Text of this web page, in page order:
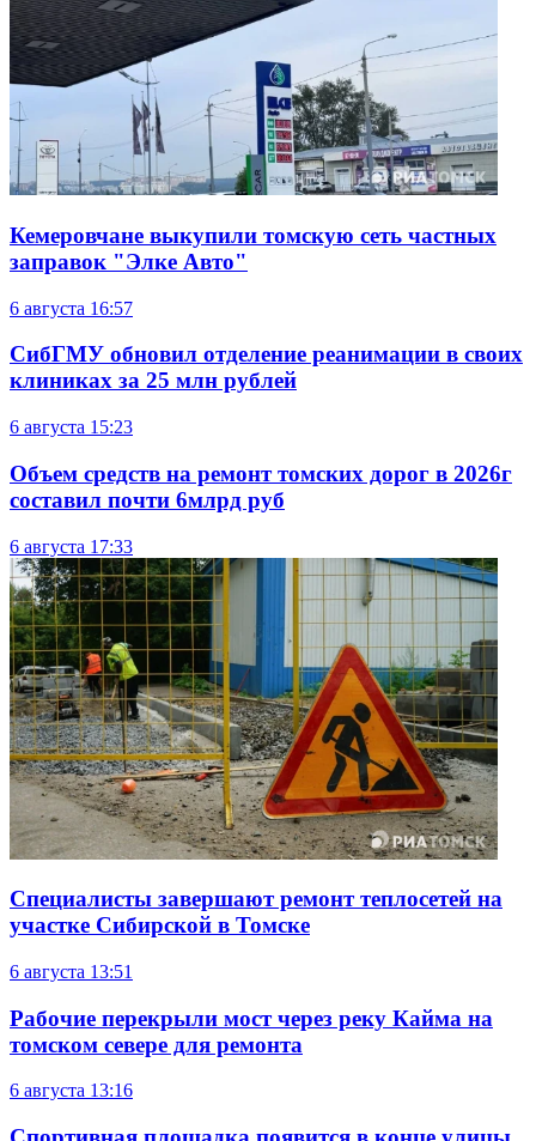
Кемеровчане выкупили томскую сеть частных
заправок "Элке Авто"
6 августа 16:57
СибГМУ обновил отделение реанимации в своих
клиниках за 25 млн рублей
6 августа 15:23
Объем средств на ремонт томских дорог в 2026г
составил почти 6млрд руб
6 августа 17:33
Специалисты завершают ремонт теплосетей на
участке Сибирской в Томске
6 августа 13:51
Рабочие перекрыли мост через реку Кайма на
томском севере для ремонта
6 августа 13:16